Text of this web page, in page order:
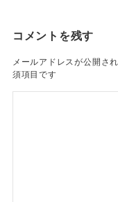
コメントを残す
メールアドレスが公開さ
須項目です